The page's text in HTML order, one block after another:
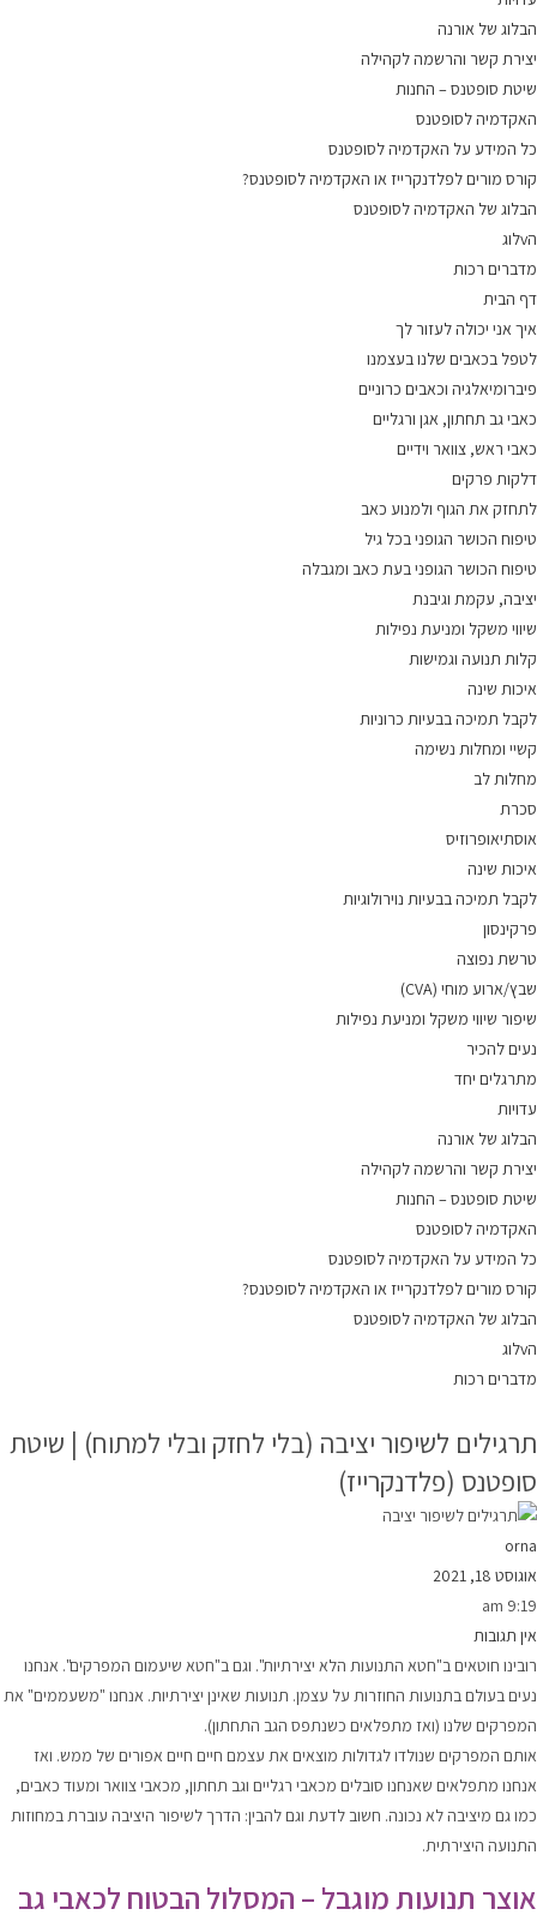
הבלוג של אורנה
יצירת קשר והרשמה לקהילה
שיטת סופטנס – החנות
האקדמיה לסופטנס
כל המידע על האקדמיה לסופטנס
קורס מורים לפלדנקרייז או האקדמיה לסופטנס?
הבלוג של האקדמיה לסופטנס
הvלוג
מדברים רכות
דף הבית
איך אני יכולה לעזור לך
לטפל בכאבים שלנו בעצמנו
פיברומיאלגיה וכאבים כרוניים
כאבי גב תחתון, אגן ורגליים
כאבי ראש, צוואר וידיים
דלקות פרקים
לתחזק את הגוף ולמנוע כאב
טיפוח הכושר הגופני בכל גיל
טיפוח הכושר הגופני בעת כאב ומגבלה
יציבה, עקמת וגיבנת
שיווי משקל ומניעת נפילות
קלות תנועה וגמישות
איכות שינה
לקבל תמיכה בבעיות כרוניות
קשיי ומחלות נשימה
מחלות לב
סכרת
אוסתיאופרוזיס
איכות שינה
לקבל תמיכה בבעיות נוירולוגיות
פרקינסון
טרשת נפוצה
שבץ/ארוע מוחי (CVA)
שיפור שיווי משקל ומניעת נפילות
נעים להכיר
מתרגלים יחד
עדויות
הבלוג של אורנה
יצירת קשר והרשמה לקהילה
שיטת סופטנס – החנות
האקדמיה לסופטנס
כל המידע על האקדמיה לסופטנס
קורס מורים לפלדנקרייז או האקדמיה לסופטנס?
הבלוג של האקדמיה לסופטנס
הvלוג
מדברים רכות
תרגילים לשיפור יציבה (בלי לחזק ובלי למתוח) | שיטת
סופטנס (פלדנקרייז)
orna
אוגוסט 18, 2021
9:19 am
אין תגובות
רובינו חוטאים ב"חטא התנועות הלא יצירתיות". וגם ב"חטא שיעמום המפרקים". אנחנו
נעים בעולם בתנועות החוזרות על עצמן. תנועות שאינן יצירתיות. אנחנו "משעממים" את
המפרקים שלנו (ואז מתפלאים כשנתפס הגב התחתון).
אותם המפרקים שנולדו לגדולות מוצאים את עצמם חיים חיים אפורים של ממש. ואז
אנחנו מתפלאים שאנחנו סובלים מכאבי רגליים וגב תחתון, מכאבי צוואר ומעוד כאבים,
כמו גם מיציבה לא נכונה. חשוב לדעת וגם להבין: הדרך לשיפור היציבה עוברת במחוזות
התנועה היצירתית.
אוצר תנועות מוגבל – המסלול הבטוח לכאבי גב